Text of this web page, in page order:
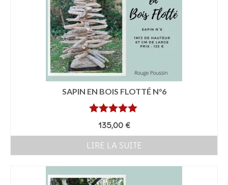
SAPIN EN BOIS FLOTTÉ N°6
Note5.00
sur 5
135,00 €
LIRE LA SUITE